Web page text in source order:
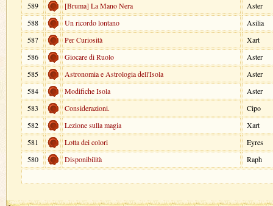
589
[Bruma] La Mano Nera
Aster
588
Un ricordo lontano
Asilia
587
Per Curiosità
Xart
586
Giocare di Ruolo
Aster
585
Astronomia e Astrologia dell'Isola
Aster
584
Modifiche Isola
Aster
583
Considerazioni.
Cipo
582
Lezione sulla magia
Xart
581
Lotta dei colori
Eyres
580
Disponibilità Raph